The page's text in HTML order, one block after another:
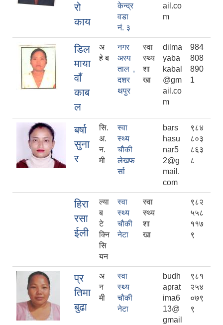
रो
काय
केन्द्र
वडा
नं. ३
ail.co
m
डिल
माया
वाँ
काब
ल
अ
हे ब
नगर
अस्प
ताल ,
दशर
थपुर
स्वा
स्थ्य
शा
खा
dilma
yaba
kabal
@gm
ail.co
m
984
808
890
1
बर्षा
सुना
र
सि.
अ.
न.
मी
स्वा
स्थ्य
चौकी
लेखफ
र्सा
bars
hasu
nar5
2@g
mail.
com
९८४
८०३
८६३
८
हिरा
रसा
ईली
ल्या
ब
टे
क्नि
सि
यन
स्वा
स्थ्य
चौकी
नेटा
स्वा
स्थ्य
शा
खा
९८२
५५८
११७
९
प्र
तिमा
बुढा
अ
न
मी
स्वा
स्थ्य
चौकी
नेटा
budh
aprat
ima6
13@
gmail
९८१
२५४
०७९
९